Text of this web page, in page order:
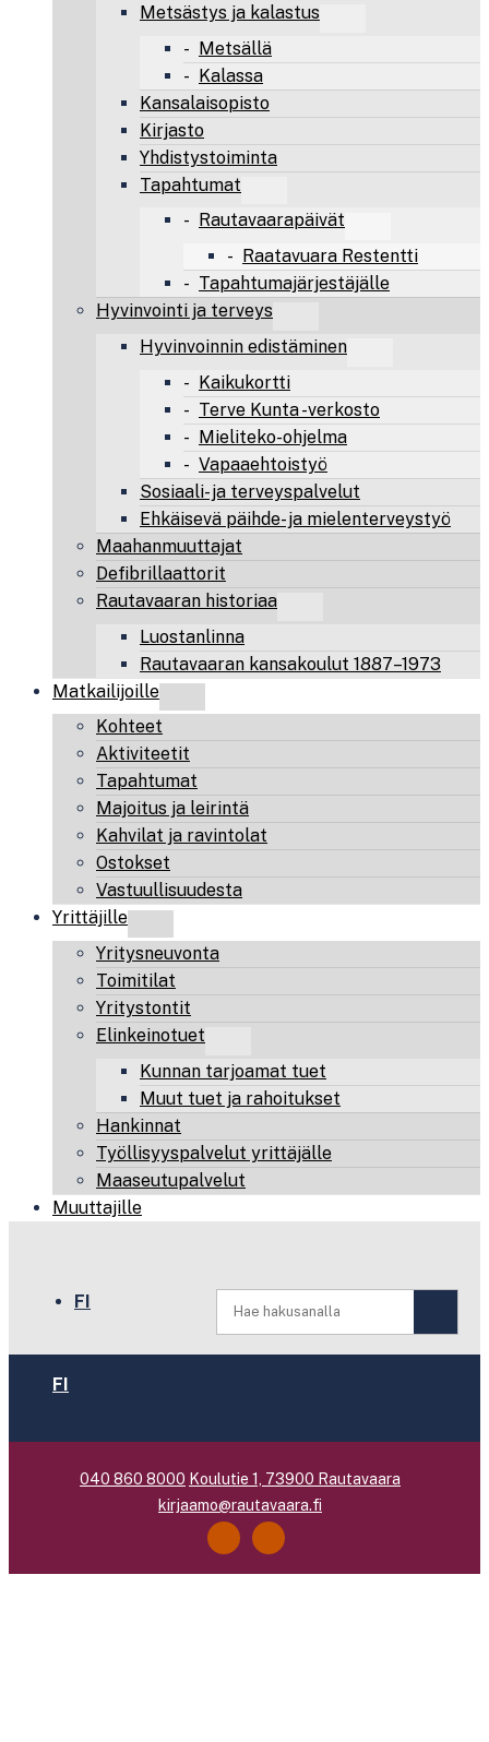
Metsästys ja kalastus
Metsällä
Kalassa
Kansalaisopisto
Kirjasto
Yhdistystoiminta
Tapahtumat
Rautavaarapäivät
Raatavuara Restentti
Tapahtumajärjestäjälle
Hyvinvointi ja terveys
Hyvinvoinnin edistäminen
Kaikukortti
Terve Kunta -verkosto
Mieliteko-ohjelma
Vapaaehtoistyö
Sosiaali- ja terveyspalvelut
Ehkäisevä päihde- ja mielenterveystyö
Maahanmuuttajat
Defibrillaattorit
Rautavaaran historiaa
Luostanlinna
Rautavaaran kansakoulut 1887–1973
Matkailijoille
Kohteet
Aktiviteetit
Tapahtumat
Majoitus ja leirintä
Kahvilat ja ravintolat
Ostokset
Vastuullisuudesta
Yrittäjille
Yritysneuvonta
Toimitilat
Yritystontit
Elinkeinotuet
Kunnan tarjoamat tuet
Muut tuet ja rahoitukset
Hankinnat
Työllisyyspalvelut yrittäjälle
Maaseutupalvelut
Muuttajille
FI
FI
040 860 8000 Koulutie 1, 73900 Rautavaara
kirjaamo@rautavaara.fi